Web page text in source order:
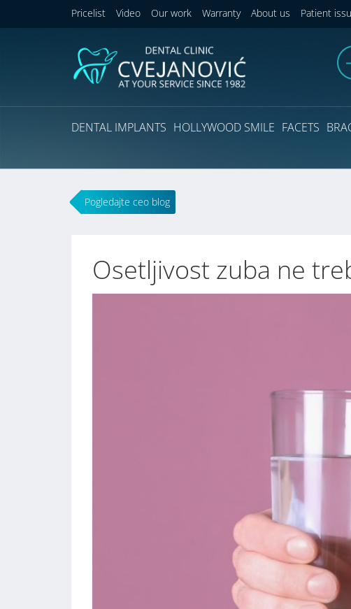
Pricelist Video Our work Warranty About us Patient
DENTAL IMPLANTS HOLLYWOOD SMILE FACETS
Pogledajte ceo blog
Osetljivost zuba ne